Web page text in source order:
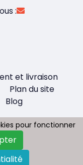
:
et livraison
Plan du site
Blog
réservés
pour fonctionner
pour fonctionner